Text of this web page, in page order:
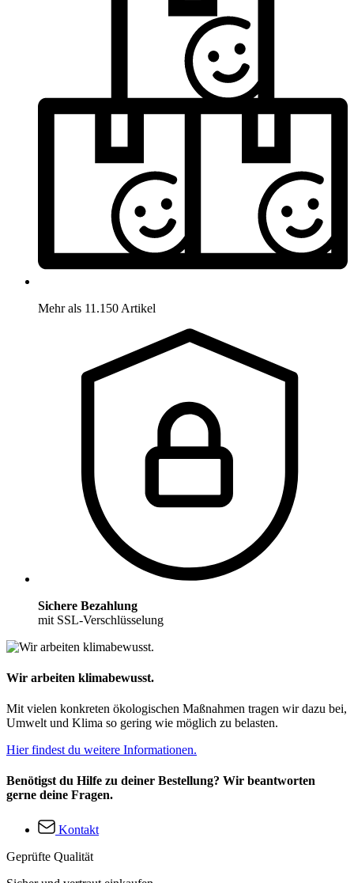
Mehr als 11.150 Artikel
Sichere Bezahlung
mit SSL-Verschlüsselung
Wir arbeiten klimabewusst.
Mit vielen konkreten ökologischen Maßnahmen tragen wir dazu bei,
Umwelt und Klima so gering wie möglich zu belasten.
Hier findest du weitere Informationen.
Benötigst du Hilfe zu deiner Bestellung? Wir beantworten
gerne deine Fragen.
Kontakt
Geprüfte Qualität